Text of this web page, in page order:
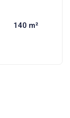
140 m²